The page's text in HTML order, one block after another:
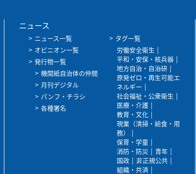
ニュース
ニュース一覧
オピニオン一覧
発行物一覧
機関紙自治体の仲間
月刊デジタル
パンフ・チラシ
各種署名
タグ一覧
労働安全衛生
平和・安保・核兵器
地方自治・自治研
原発ゼロ・再生可能エ
ネルギー
社会福祉・公衆衛生
医療・介護
教育・文化
現業（清掃・給食・用
務）
保育・学童
消防・防災
青年
国政
非正規公共
組織・共済